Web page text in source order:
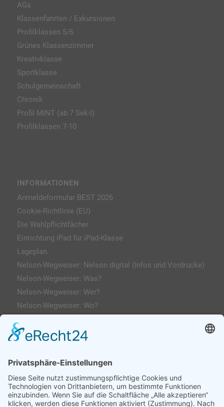
AGs
Klassenfahrten / Exkursionen
Profilklassen 5/6
Grünes Klassenzimmer
Kreativklasse
Sportklasse
Schulgemeinschaft
Chronik
Profil MINT (ab 7 Sek-I)
Profilklassen 7-10
INFORMATIONEN
Anmeldeformular BEST 2026
Cookie-Richtlinie (EU)
Die Wahlpflichtfächer
Einrichtung iPad für iPad-Klasse
Lageplan
Nelson-Wegweiser: Nelson digital (Infos und Vordrucke)
Nelson-Wegweiser: Was?
Nelson-Wegweiser: Wer?
Nelson-Wegweiser: Wo?
Impressum
AGs
Klassenfahrten / Exkursionen
Profilklassen 5/6
Formulare & Downloads